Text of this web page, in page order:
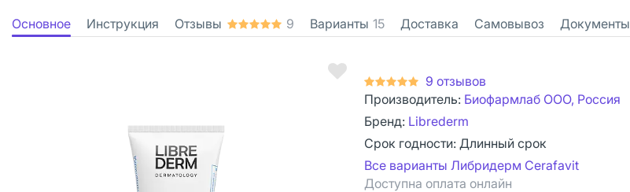
Основное Инструкция Отзывы 9 Варианты 15 Доставка Самовывоз Документы
9 отзывов
Производитель: Биофармлаб ООО, Россия
Бренд: Librederm
Срок годности: Длинный срок
Все варианты Либридерм Cerafavit
Доступна оплата онлайн